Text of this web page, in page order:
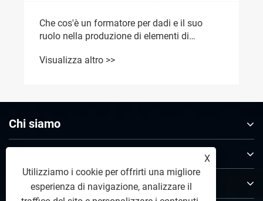
Che cos'è un formatore per dadi e il suo
ruolo nella produzione di elementi di
Visualizza altro >>
Chi siamo
Contattaci
X
Utilizziamo i cookie per offrirti una migliore
esperienza di navigazione, analizzare il